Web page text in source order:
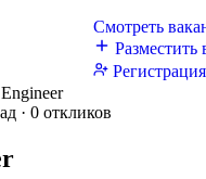
Смотреть
Разместить
· 0 откликов